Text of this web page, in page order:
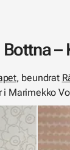
, beundrat
Marimekko